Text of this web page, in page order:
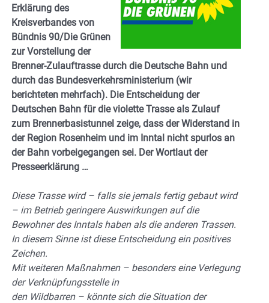
Erklärung des
Kreisverbandes von
Bündnis 90/Die Grünen
zur Vorstellung der
Brenner-Zulauftrasse durch die Deutsche Bahn und
durch das Bundesverkehrsministerium (wir
berichteten mehrfach). Die Entscheidung der
Deutschen Bahn für die violette Trasse als Zulauf
zum Brennerbasistunnel zeige, dass der Widerstand in
der Region Rosenheim und im Inntal nicht spurlos an
der Bahn vorbeigegangen sei. Der Wortlaut der
Presseerklärung …
Diese Trasse wird – falls sie jemals fertig gebaut wird
– im Betrieb geringere Auswirkungen auf die
Bewohner des Inntals haben als die anderen Trassen.
In diesem Sinne ist diese Entscheidung ein positives
Zeichen.
Mit weiteren Maßnahmen – besonders eine Verlegung
der Verknüpfungsstelle in
den Wildbarren – könnte sich die Situation der